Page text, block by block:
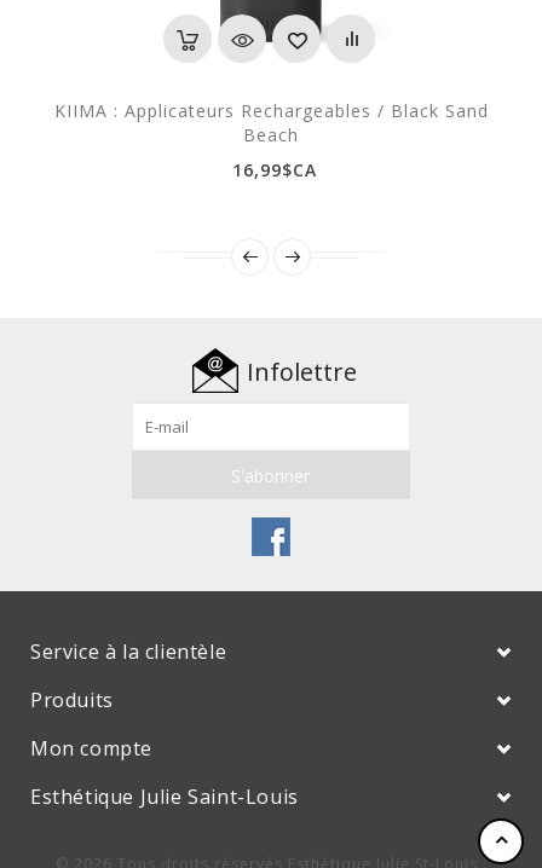
KIIMA : Applicateurs Rechargeables / Black Sand
Beach
16,99$CA
Infolettre
Service à la clientèle
Produits
Mon compte
Esthétique Julie Saint-Louis